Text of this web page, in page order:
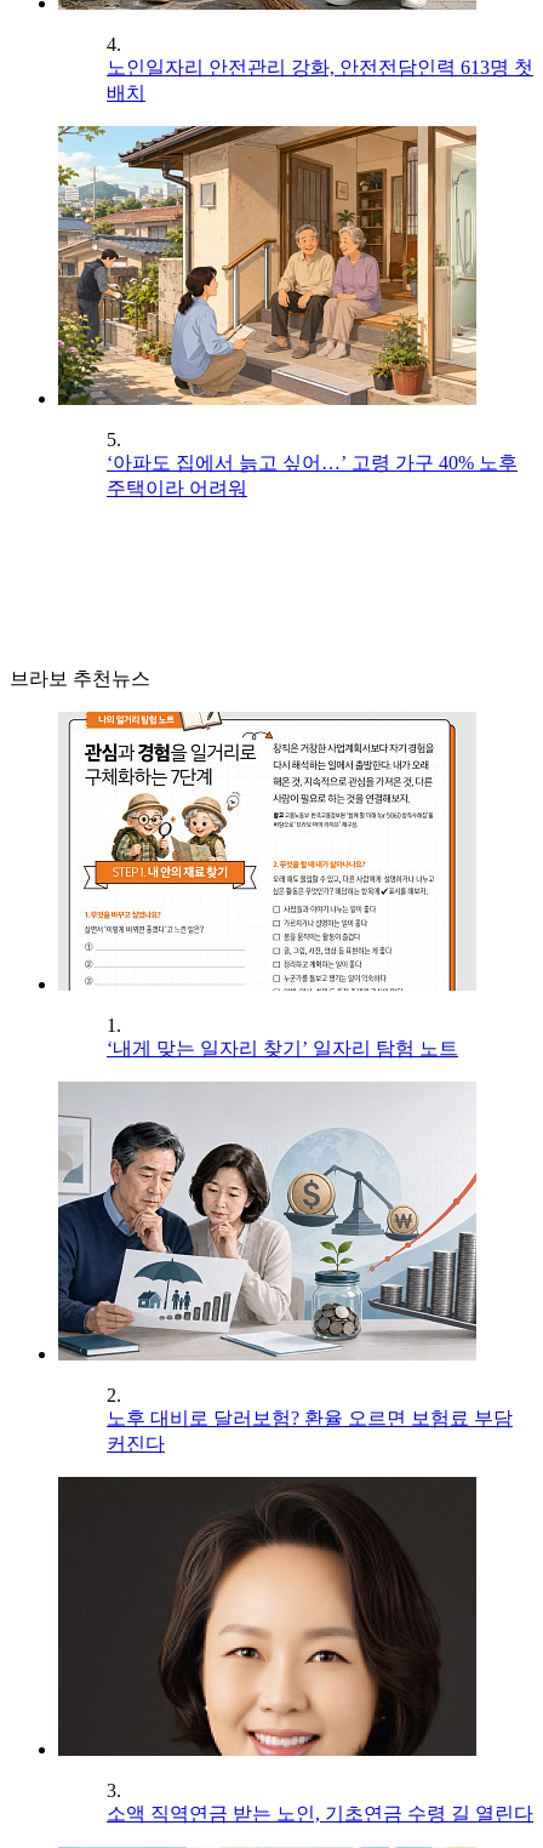
4.
노인일자리 안전관리 강화, 안전전담인력 613명 첫
배치
5.
‘아파도 집에서 늙고 싶어…’ 고령 가구 40% 노후
주택이라 어려워
브라보 추천뉴스
1.
‘내게 맞는 일자리 찾기’ 일자리 탐험 노트
2.
노후 대비로 달러보험? 환율 오르면 보험료 부담
커진다
3.
소액 직역연금 받는 노인, 기초연금 수령 길 열린다